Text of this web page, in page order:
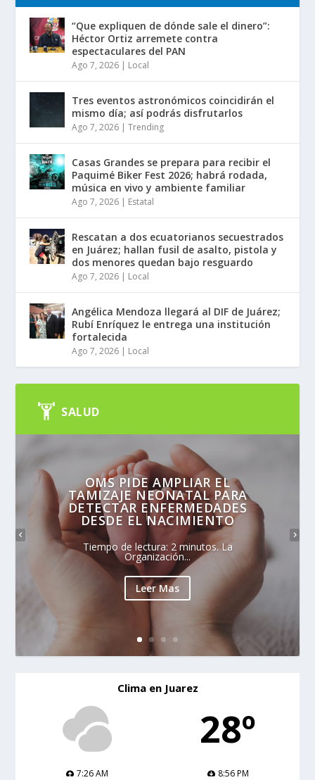
“Que expliquen de dónde sale el dinero”:
Héctor Ortiz arremete contra
espectaculares del PAN
Ago 7, 2026 | Local
Tres eventos astronómicos coincidirán el
mismo día; así podrás disfrutarlos
Ago 7, 2026 |Trending
Casas Grandes se prepara para recibir el
Paquimé Biker Fest 2026; habrá rodada,
música en vivo y ambiente familiar
Ago 7, 2026 | Estatal
Rescatan a dos ecuatorianos secuestrados
en Juárez; hallan fusil de asalto, pistola y
dos menores quedan bajo resguardo
Ago 7, 2026 | Local
Angélica Mendoza llegará al DIF de Juárez;
Rubí Enríquez le entrega una institución
fortalecida
Ago 7, 2026 | Local
SALUD
OMS PIDE AMPLIAR EL
TAMIZAJE NEONATAL PARA
DETECTAR ENFERMEDADES
DESDE EL NACIMIENTO
Tiempo de lectura: 2 minutos. La
Organización...
Leer Mas
Clima en Juarez
28º
7:26 AM
8:56 PM